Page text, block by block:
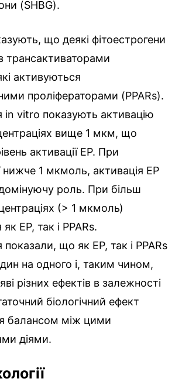
(SHBG).
що деякі фітоестрогени
трансактиваторами
активуються
проліфераторами (PPARs).
in vitro показують активацію
вище 1 мкм, що
активації ЕР. При
нижче 1 мкмоль, активація ЕР
роль. При більш
(> 1 мкмоль)
ЕР, так і PPARs.
що як ЕР, так і PPARs
на одного і, таким чином,
різних ефектів в залежності
біологічний ефект
балансом між цими
діями.